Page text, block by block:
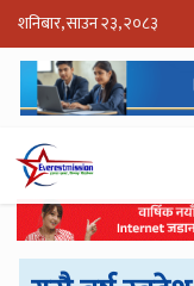
शनिबार, साउन २३, २०८३